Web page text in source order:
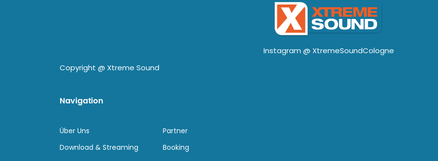
Instagram @ XtremeSoundCologne
Copyright @ Xtreme Sound
Navigation
Über Uns
Download & Streaming
Partner
Booking